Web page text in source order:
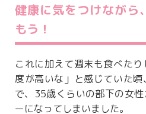
健康に気をつけながら
もう！
これに加えて週末も食べた
度が高いな」と感じていた
で、35歳くらいの部下の女
ーになってしまいました。